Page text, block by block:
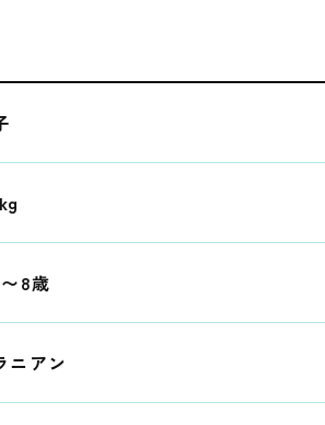
8歳
ニアン